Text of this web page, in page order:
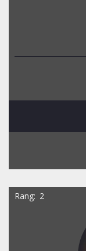
Rang 2